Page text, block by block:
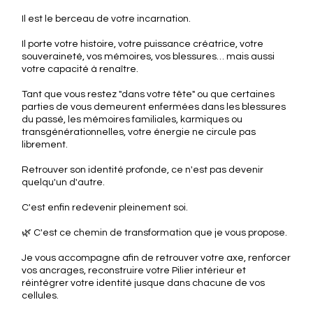
Il est le berceau de votre incarnation.
Il porte votre histoire, votre puissance créatrice, votre
souveraineté, vos mémoires, vos blessures… mais aussi
votre capacité à renaître.
Tant que vous restez "dans votre tête" ou que certaines
parties de vous demeurent enfermées dans les blessures
du passé, les mémoires familiales, karmiques ou
transgénérationnelles, votre énergie ne circule pas
librement.
Retrouver son identité profonde, ce n'est pas devenir
quelqu'un d'autre.
C'est enfin redevenir pleinement soi.
🌿 C'est ce chemin de transformation que je vous propose.
Je vous accompagne afin de retrouver votre axe, renforcer
vos ancrages, reconstruire votre Pilier intérieur et
réintégrer votre identité jusque dans chacune de vos
cellules.